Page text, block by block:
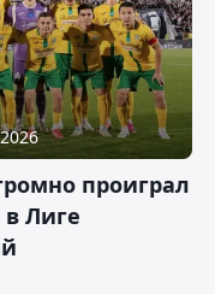
проиграл
Лиге